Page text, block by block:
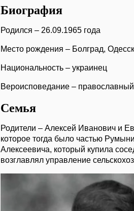
Биография
Родился – 26.09.1965 года
Место рождения – Болград,
Национальность – украинец
Вероисповедание – православный
Семья
Родители – Алексей Иванович и
которое тогда было частью
Алексеевича, который купила
возглавлял управление